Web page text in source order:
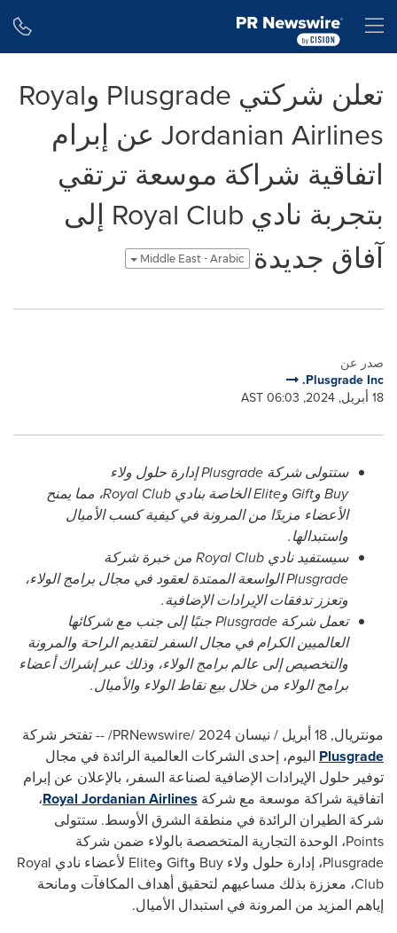
تعلن شركتي Plusgrade وRoyal
Jordanian Airlines عن إبرام
اتفاقية شراكة موسعة ترتقي
بتجربة نادي Royal Club إلى
آفاق جديدة
Middle East - Arabic
صدر عن
Plusgrade Inc.
18 أبريل, 2024, 06:03 AST
ستتولى شركة Plusgradeإدارة حلول ولاء
Buy وGift وEliteالخاصة بنادي Royal Club، مما يمنح
الأعضاء مزيدًا من المرونة في كيفية كسب الأميال
واستبدالها.
سيستفيد نادي Royal Club من خبرة شركة
Plusgradeالواسعة الممتدة لعقود في مجال برامج الولاء،
وتعزز تدفقات الإيرادات الإضافية.
تعمل شركة Plusgradeجنبًا إلى جنب مع شركائها
العالميين الكرام في مجال السفر لتقديم الراحة والمرونة
والتخصيص إلى عالم برامج الولاء، وذلك عبر إشراك أعضاء
برامج الولاء من خلال بيع نقاط الولاء والأميال.
مونتريال, 18 أبريل / نيسان 2024 /PRNewswire/ --
تفتخر شركة
Plusgrade اليوم، إحدى الشركات العالمية الرائدة في مجال
توفير حلول الإيرادات الإضافية لصناعة السفر، بالإعلان عن إبرام
اتفاقية شراكة موسعة مع شركة Royal Jordanian Airlines،
شركة الطيران الرائدة في منطقة الشرق الأوسط. ستتولى
Points، الوحدة التجارية المتخصصة بالولاء ضمن شركة
Plusgrade، إدارة حلول ولاء Buy وGift وElite لأعضاء نادي Royal
Club، معززة بذلك مساعيهم لتحقيق أهداف المكافآت ومانحة
إياهم المزيد من المرونة في استبدال الأميال.